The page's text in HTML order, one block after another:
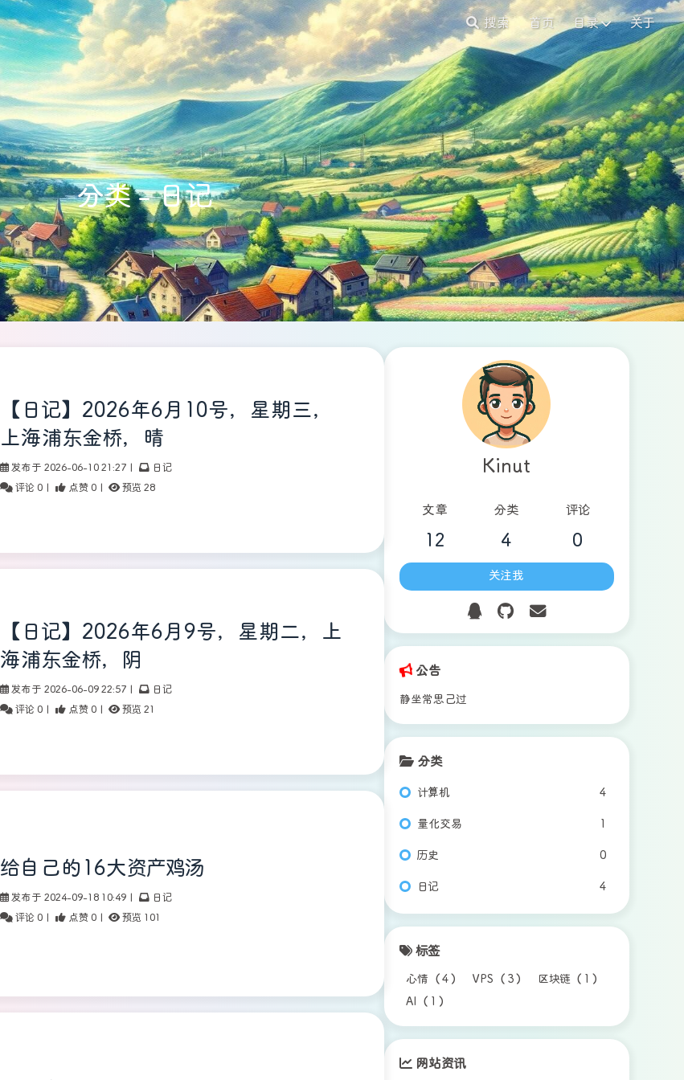
搜索 首页 目录 关于
分类 - 日记
【日记】2026年6月10号，星期三，
上海浦东金桥，晴
发布于 2026-06-10 21:27
日记
评论 0
点赞 0 预览 28
【日记】2026年6月9号，星期二，上
海浦东金桥，阴
发布于 2026-06-09 22:57
日记
评论 0
点赞 0 预览 21
给自己的16大资产鸡汤
发布于 2024-09-18 10:49 |
日记
评论 0 | 点赞 0 | 预览 101
Kinut
文章
12
分类
4
评论
0
关注我
公告
静坐常思己过
分类
计算机 4
量化交易 1
历史 0
日记 4
标签
心情 （4 ） VPS （ 3 ） 区块链（ 1 ）
AI （ 1 ）
网站资讯